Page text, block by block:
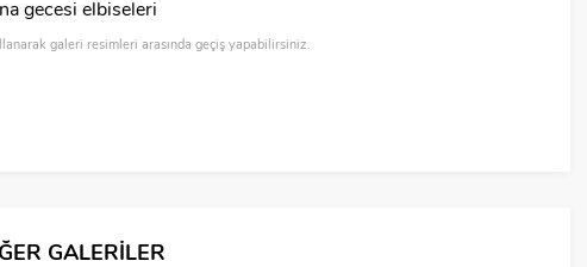
gecesi elbiseleri
galeri resimleri arasında geçiş yapabilirsiniz.
GALERİLER